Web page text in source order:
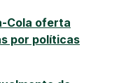
Cola oferta
por políticas